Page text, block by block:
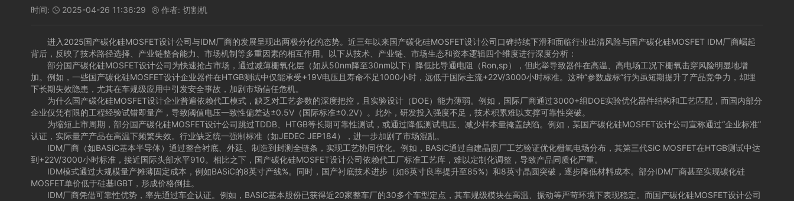
时间:  2025-04-26 11:36:29  作者: 切割机
进入2025国产碳化硅MOSFET设计公司与IDM厂商的发展呈现出两极分化的态势。近三年以来国产碳化硅MOSFET设计公司口碑持续下滑和面临行业出清风险与国产碳化硅MOSFET IDM厂商崛起
背后，反映了技术路径选择、产业链整合能力、市场机制等多重因素的相互作用。以下从技术、产业链、市场生态和资本逻辑四个维度进行深度分析：
部分国产碳化硅MOSFET设计公司为快速抢占市场，通过减薄栅氧化层（如从50nm降至30nm以下）降低比导通电阻（Ron,sp），但此举导致器件在高温、高电场工况下栅氧击穿风险明显地增
加。例如，一些国产碳化硅MOSFET设计企业器件在HTGB测试中仅能承受+19V电压且寿命不足1000小时，远低于国际主流+22V/3000小时标准。这种“参数虚标”行为虽短期提升了产品竞争力，却埋
下长期失效隐患，尤其在车规级应用中引发安全事故，加剧市场信任危机。
为什么国产碳化硅MOSFET设计企业普遍依赖代工模式，缺乏对工艺参数的深度把控，且实验设计（DOE）能力薄弱。例如，国际厂商通过3000+组DOE实验优化器件结构和工艺匹配，而国内部分
企业仅凭有限的工程经验试错即量产，导致阈值电压一致性偏差达±0.5V（国际标准±0.2V）。此外，研发投入强度不足，技术积累难以支撑可靠性突破。
为缩短上市周期，部分国产碳化硅MOSFET设计公司跳过TDDB、HTGB等长期可靠性测试，或通过降低测试电压、减少样本量掩盖缺陷。例如，某国产碳化硅MOSFET设计公司宣称通过“企业标准”
认证，实际量产产品在高温下频繁失效。行业缺乏统一强制标准（如JEDEC JEP184），进一步加剧了市场混乱。
IDM厂商（如BASiC基本半导体）通过整合衬底、外延、制造到封测全链条，实现工艺协同优化。例如，BASiC通过自建晶圆厂工艺验证优化栅氧电场分布，其第三代SiC MOSFET在HTGB测试中达
到+22V/3000小时标准，接近国际头部水平910。相比之下，国产碳化硅MOSFET设计公司依赖代工厂标准工艺库，难以定制化调整，导致产品同质化严重。
IDM模式通过大规模量产摊薄固定成本，例如BASiC的8英寸产线%。同时，国产衬底技术进步（如6英寸良率提升至85%）和8英寸晶圆突破，逐步降低材料成本。部分IDM厂商甚至实现碳化硅
MOSFET单价低于硅基IGBT，形成价格倒挂。
IDM厂商凭借可靠性优势，率先通过车企认证。例如，BASiC基本股份已获得近20家整车厂的30多个车型定点，其车规级模块在高温、振动等严苛环境下表现稳定。而国产碳化硅MOSFET设计公司